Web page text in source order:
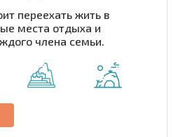
переехать жить в
места отдыха и
члена семьи.